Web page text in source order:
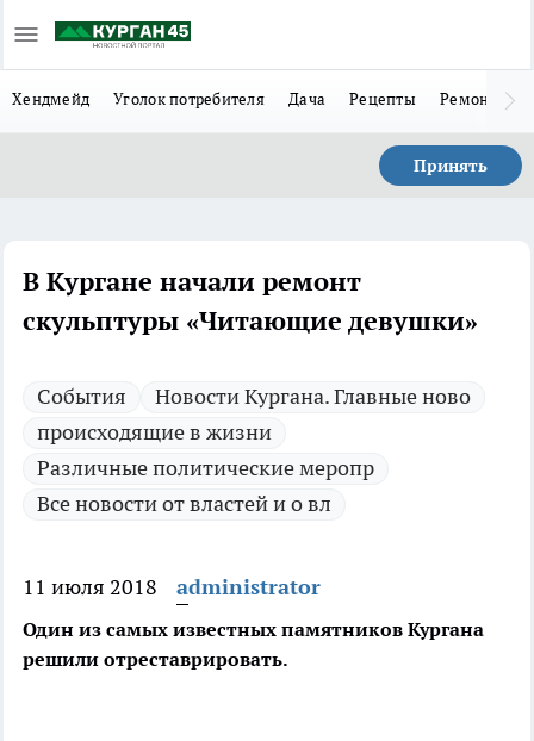
Хендмейд Уголок потребителя Дача Рецепты Ремонт
Принять
В Кургане начали ремонт
скульптуры «Читающие девушки»
Cобытия
Новости Кургана. Главные ново
происходящие в жизни
Различные политические меропр
Все новости от властей и о вл
11 июля 2018 administrator
Один из самых известных памятников Кургана
решили отреставрировать.